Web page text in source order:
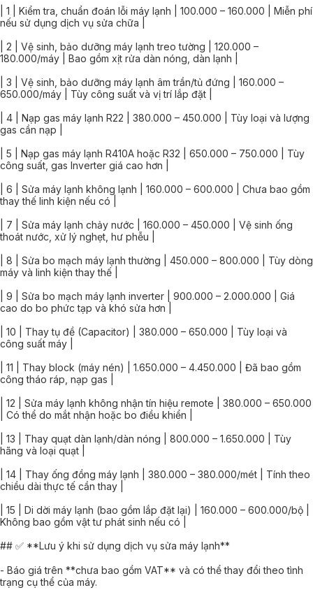
| 1 | Kiểm tra, chuẩn đoán lỗi máy lạnh | 100.000 – 160.000 | Miễn phí
nếu sử dụng dịch vụ sửa chữa |
| 2 | Vệ sinh, bảo dưỡng máy lạnh treo tường | 120.000 –
180.000/máy | Bao gồm xịt rửa dàn nóng, dàn lạnh |
| 3 | Vệ sinh, bảo dưỡng máy lạnh âm trần/tủ đứng | 160.000 –
650.000/máy | Tùy công suất và vị trí lắp đặt |
| 4 | Nạp gas máy lạnh R22 | 380.000 – 450.000 | Tùy loại và lượng
gas cần nạp |
| 5 | Nạp gas máy lạnh R410A hoặc R32 | 650.000 – 750.000 | Tùy
công suất, gas Inverter giá cao hơn |
| 6 | Sửa máy lạnh không lạnh | 160.000 – 600.000 | Chưa bao gồm
thay thế linh kiện nếu có |
| 7 | Sửa máy lạnh chảy nước | 160.000 – 450.000 | Vệ sinh ống
thoát nước, xử lý nghẹt, hư phễu |
| 8 | Sửa bo mạch máy lạnh thường | 450.000 – 800.000 | Tùy dòng
máy và linh kiện thay thế |
| 9 | Sửa bo mạch máy lạnh inverter | 900.000 – 2.000.000 | Giá
cao do bo phức tạp và khó sửa hơn |
| 10 | Thay tụ đề (Capacitor) | 380.000 – 650.000 | Tùy loại và
công suất máy |
| 11 | Thay block (máy nén) | 1.650.000 – 4.450.000 | Đã bao gồm
công tháo ráp, nạp gas |
| 12 | Sửa máy lạnh không nhận tín hiệu remote | 380.000 – 650.000
| Có thể do mắt nhận hoặc bo điều khiển |
| 13 | Thay quạt dàn lạnh/dàn nóng | 800.000 – 1.650.000 | Tùy
hãng và loại quạt |
| 14 | Thay ống đồng máy lạnh | 380.000 – 380.000/mét | Tính theo
chiều dài thực tế cần thay |
| 15 | Di dời máy lạnh (bao gồm lắp đặt lại) | 160.000 – 600.000/bộ |
Không bao gồm vật tư phát sinh nếu có |
## ✅ **Lưu ý khi sử dụng dịch vụ sửa máy lạnh**
- Báo giá trên **chưa bao gồm VAT** và có thể thay đổi theo tình
trạng cụ thể của máy.